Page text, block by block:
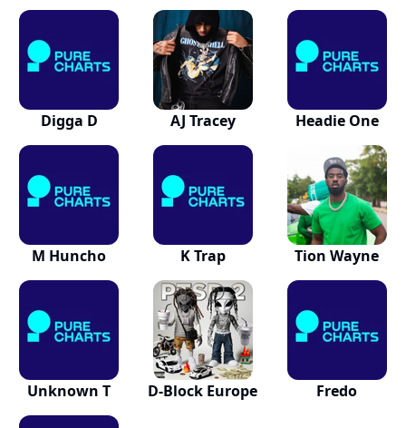
Digga D AJ Tracey Headie One
M Huncho K Trap Tion Wayne
Unknown T D-Block Europe Fredo